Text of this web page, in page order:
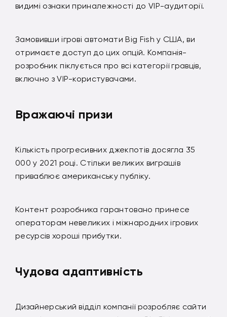
видимі ознаки приналежності до VIP-аудиторії.
Замовивши ігрові автомати Big Fish у США, ви
отримаєте доступ до цих опцій. Компанія-
розробник піклується про всі категорії гравців,
включно з VIP-користувачами.
Вражаючі призи
Кількість прогресивних джекпотів досягла 35
000 у 2021 році. Стільки великих виграшів
приваблює американську публіку.
Контент розробника гарантовано принесе
операторам невеликих і міжнародних ігрових
ресурсів хороші прибутки.
Чудова адаптивність
Дизайнерський відділ компанії розробляє сайти